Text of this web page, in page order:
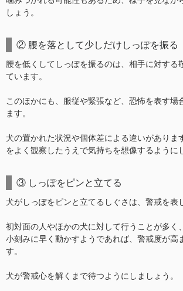
しょう。
② 腰を落として少しだけしっぽを振る
腰を低くしてしっぽを振るのは、相手に対する
ています。
このほかにも、服従や緊張など、恐怖を表す場
ます。
犬の置かれた状況や個体差による違いがありま
をよく観察したうえで気持ちを想像するように
③ しっぽをピンと立てる
犬がしっぽをピンと立てるしぐさは、警戒を表
初対面の人やほかの犬に対して行うことが多く
小刻みに早く動かすようであれば、警戒度が高
す。
犬が警戒心を解くまで待つようにしましょう。